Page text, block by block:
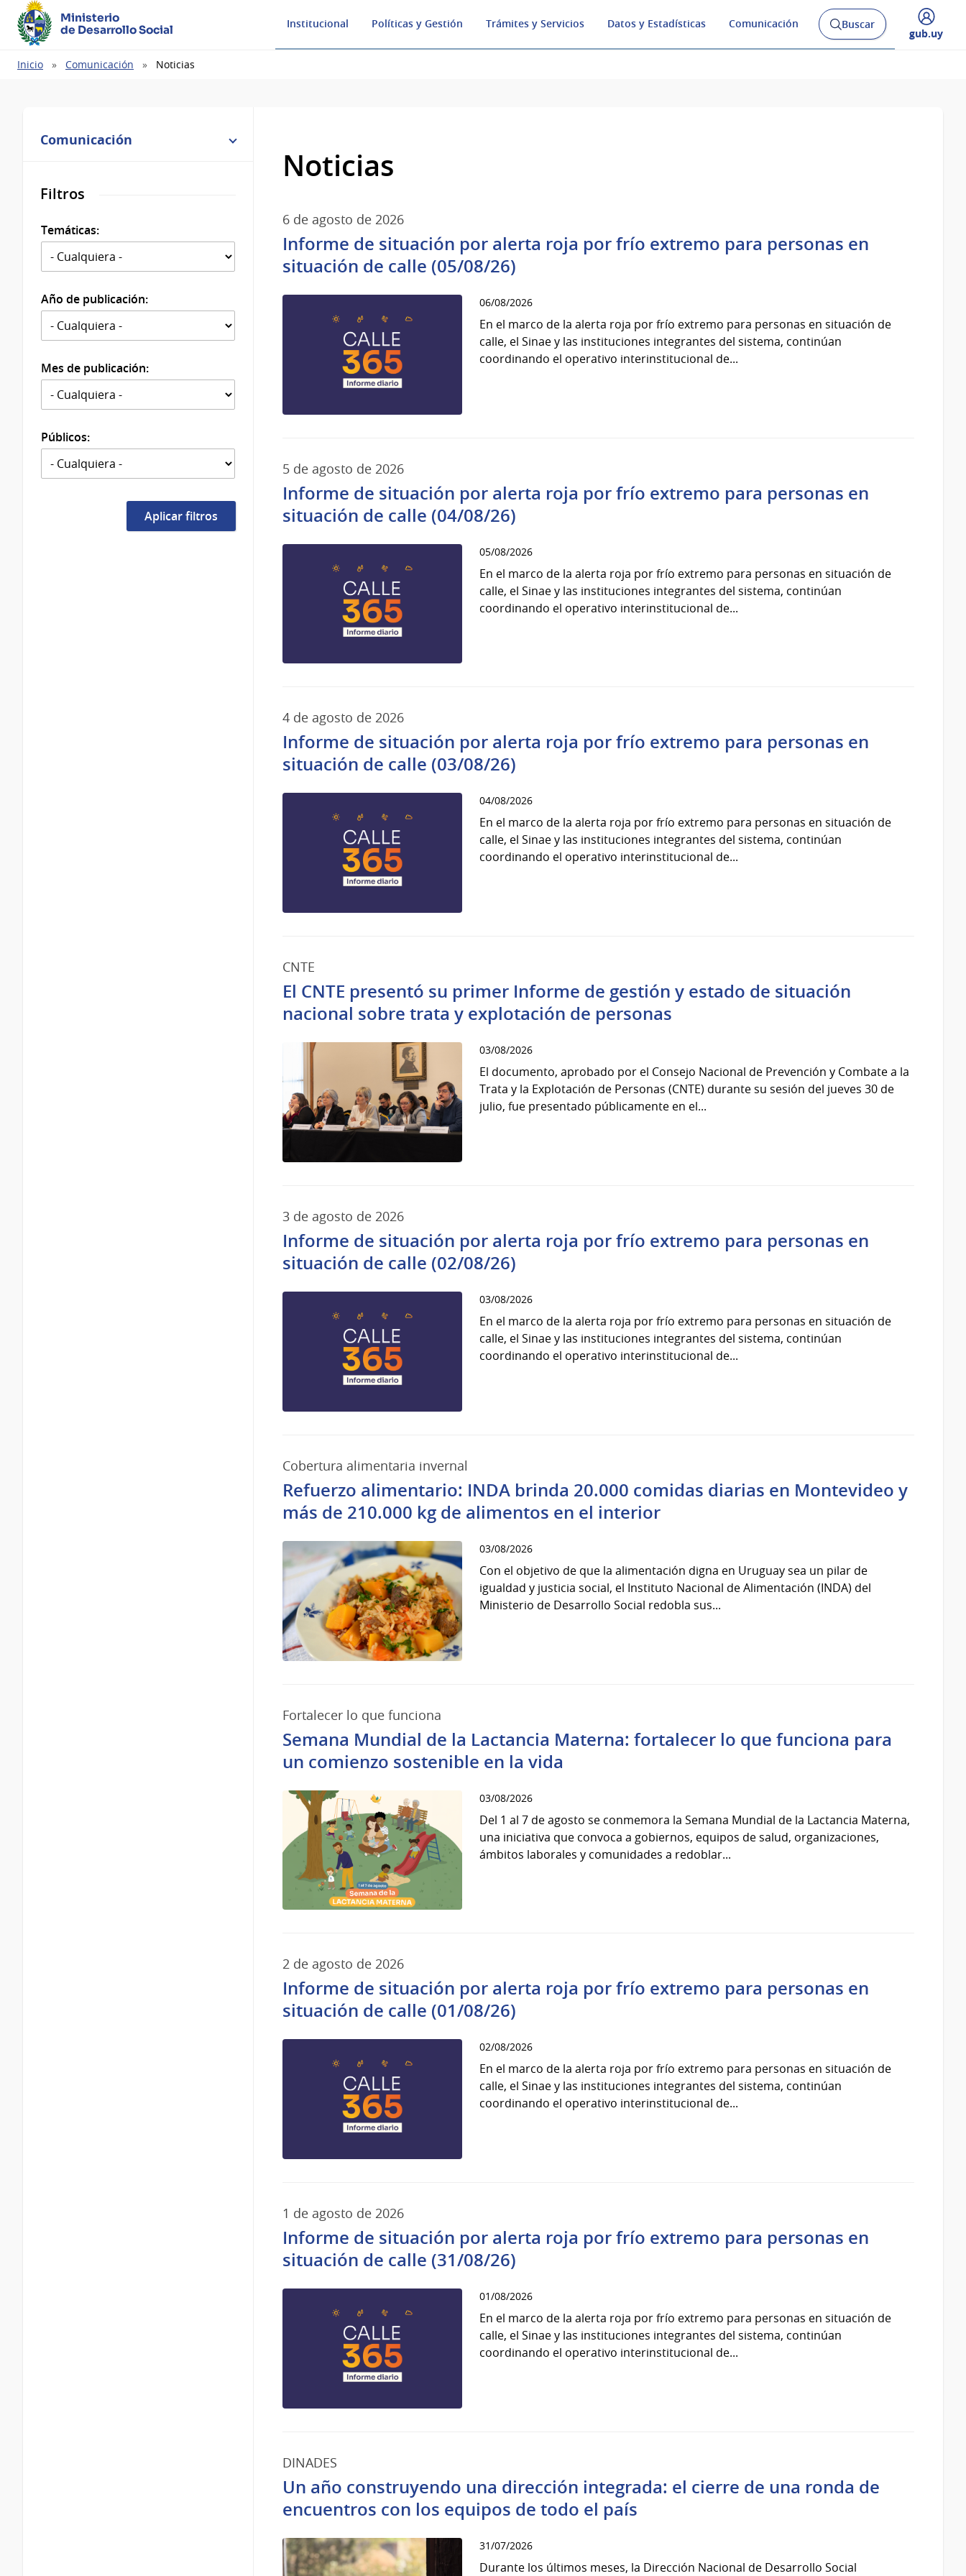
Ministerio
de Desarrollo Social
Institucional Políticas y Gestión Trámites y Servicios Datos y Estadísticas Comunicación
Abrir
buscador
Buscar
Desplegar
gub.uy
Ruta
Inicio Comunicación Noticias
Comunicación
Filtros
Temáticas:
Año de publicación:
Mes de publicación:
Públicos:
Noticias
6 de agosto de 2026
Informe de situación por alerta roja por frío extremo para personas en
situación de calle (05/08/26)
06/08/2026
En el marco de la alerta roja por frío extremo para personas en situación de
calle, el Sinae y las instituciones integrantes del sistema, continúan
coordinando el operativo interinstitucional de...
5 de agosto de 2026
Informe de situación por alerta roja por frío extremo para personas en
situación de calle (04/08/26)
05/08/2026
En el marco de la alerta roja por frío extremo para personas en situación de
calle, el Sinae y las instituciones integrantes del sistema, continúan
coordinando el operativo interinstitucional de...
4 de agosto de 2026
Informe de situación por alerta roja por frío extremo para personas en
situación de calle (03/08/26)
04/08/2026
En el marco de la alerta roja por frío extremo para personas en situación de
calle, el Sinae y las instituciones integrantes del sistema, continúan
coordinando el operativo interinstitucional de...
CNTE
El CNTE presentó su primer Informe de gestión y estado de situación
nacional sobre trata y explotación de personas
03/08/2026
El documento, aprobado por el Consejo Nacional de Prevención y Combate a la
Trata y la Explotación de Personas (CNTE) durante su sesión del jueves 30 de
julio, fue presentado públicamente en el...
3 de agosto de 2026
Informe de situación por alerta roja por frío extremo para personas en
situación de calle (02/08/26)
03/08/2026
En el marco de la alerta roja por frío extremo para personas en situación de
calle, el Sinae y las instituciones integrantes del sistema, continúan
coordinando el operativo interinstitucional de...
Cobertura alimentaria invernal
Refuerzo alimentario: INDA brinda 20.000 comidas diarias en Montevideo y
más de 210.000 kg de alimentos en el interior
03/08/2026
Con el objetivo de que la alimentación digna en Uruguay sea un pilar de
igualdad y justicia social, el Instituto Nacional de Alimentación (INDA) del
Ministerio de Desarrollo Social redobla sus...
Fortalecer lo que funciona
Semana Mundial de la Lactancia Materna: fortalecer lo que funciona para
un comienzo sostenible en la vida
03/08/2026
Del 1 al 7 de agosto se conmemora la Semana Mundial de la Lactancia Materna,
una iniciativa que convoca a gobiernos, equipos de salud, organizaciones,
ámbitos laborales y comunidades a redoblar...
2 de agosto de 2026
Informe de situación por alerta roja por frío extremo para personas en
situación de calle (01/08/26)
02/08/2026
En el marco de la alerta roja por frío extremo para personas en situación de
calle, el Sinae y las instituciones integrantes del sistema, continúan
coordinando el operativo interinstitucional de...
1 de agosto de 2026
Informe de situación por alerta roja por frío extremo para personas en
situación de calle (31/08/26)
01/08/2026
En el marco de la alerta roja por frío extremo para personas en situación de
calle, el Sinae y las instituciones integrantes del sistema, continúan
coordinando el operativo interinstitucional de...
DINADES
Un año construyendo una dirección integrada: el cierre de una ronda de
encuentros con los equipos de todo el país
31/07/2026
Durante los últimos meses, la Dirección Nacional de Desarrollo Social